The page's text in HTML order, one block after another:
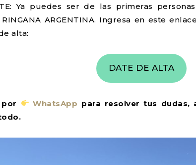
Ya puedes ser de las primeras
ARGENTINA. Ingresa en este
alta:
DATE DE ALTA
por WhatsApp para resolver tus